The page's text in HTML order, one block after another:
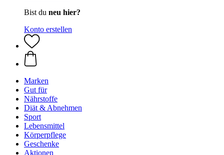
Bist du neu hier?
Konto erstellen
Marken
Gut für
Nährstoffe
Diät & Abnehmen
Sport
Lebensmittel
Körperpflege
Geschenke
Aktionen